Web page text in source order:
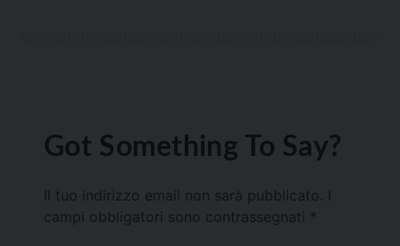
Got Something To Say?
Il tuo indirizzo email non sarà pubblicato.
campi obbligatori sono contrassegnati *